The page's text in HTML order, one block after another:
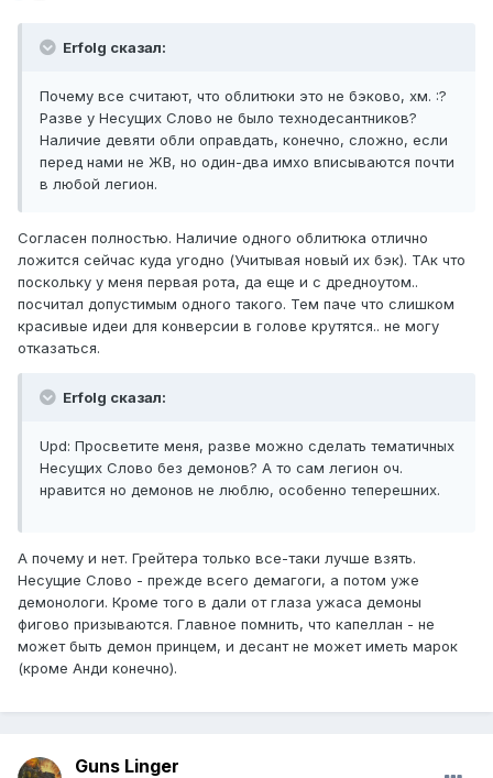
Erfolg сказал:
Почему все считают, что облитюки это не бэково, хм. :?
Разве у Несущих Слово не было технодесантников?
Наличие девяти обли оправдать, конечно, сложно, если
перед нами не ЖВ, но один-два имхо вписываются почти
в любой легион.
Согласен полностью. Наличие одного облитюка отлично
ложится сейчас куда угодно (Учитывая новый их бэк). ТАк что
поскольку у меня первая рота, да еще и с дредноутом..
посчитал допустимым одного такого. Тем паче что слишком
красивые идеи для конверсии в голове крутятся.. не могу
отказаться.
Erfolg сказал:
Upd: Просветите меня, разве можно сделать тематичных
Несущих Слово без демонов? А то сам легион оч.
нравится но демонов не люблю, особенно теперешних.
А почему и нет. Грейтера только все-таки лучше взять.
Несущие Слово - прежде всего демагоги, а потом уже
демонологи. Кроме того в дали от глаза ужаса демоны
фигово призываются. Главное помнить, что капеллан - не
может быть демон принцем, и десант не может иметь марок
(кроме Анди конечно).
Guns Linger